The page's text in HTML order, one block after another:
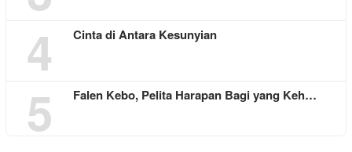
4 Cinta di Antara Kesunyian
5 Falen Kebo, Pelita Harapan Bagi yang Keh…